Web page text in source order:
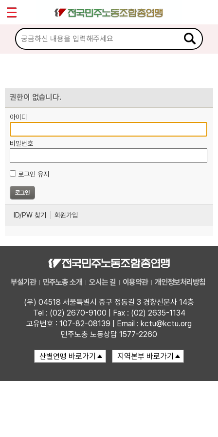
권한이 없습니다.
아이디
비밀번호
로그인 유지
ID/PW 찾기 회원가입
부설기관 민주노총 소개 오시는 길 이용약관 개인정보처리방침
(우) 04518 서울특별시 중구 정동길 3 경향신문사 14층
Tel : (02) 2670-9100 | Fax : (02) 2635-1134
고유번호 : 107-82-08139 | Email : kctu@kctu.org
민주노총 노동상담 1577-2260
마이페이지
소개
노동상담
자료
부설기관
업무